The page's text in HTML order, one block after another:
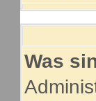
Was